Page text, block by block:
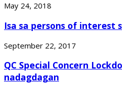
May 24, 2018
Isa sa persons of interest
September 22, 2017
QC Special Concern
nadagdagan